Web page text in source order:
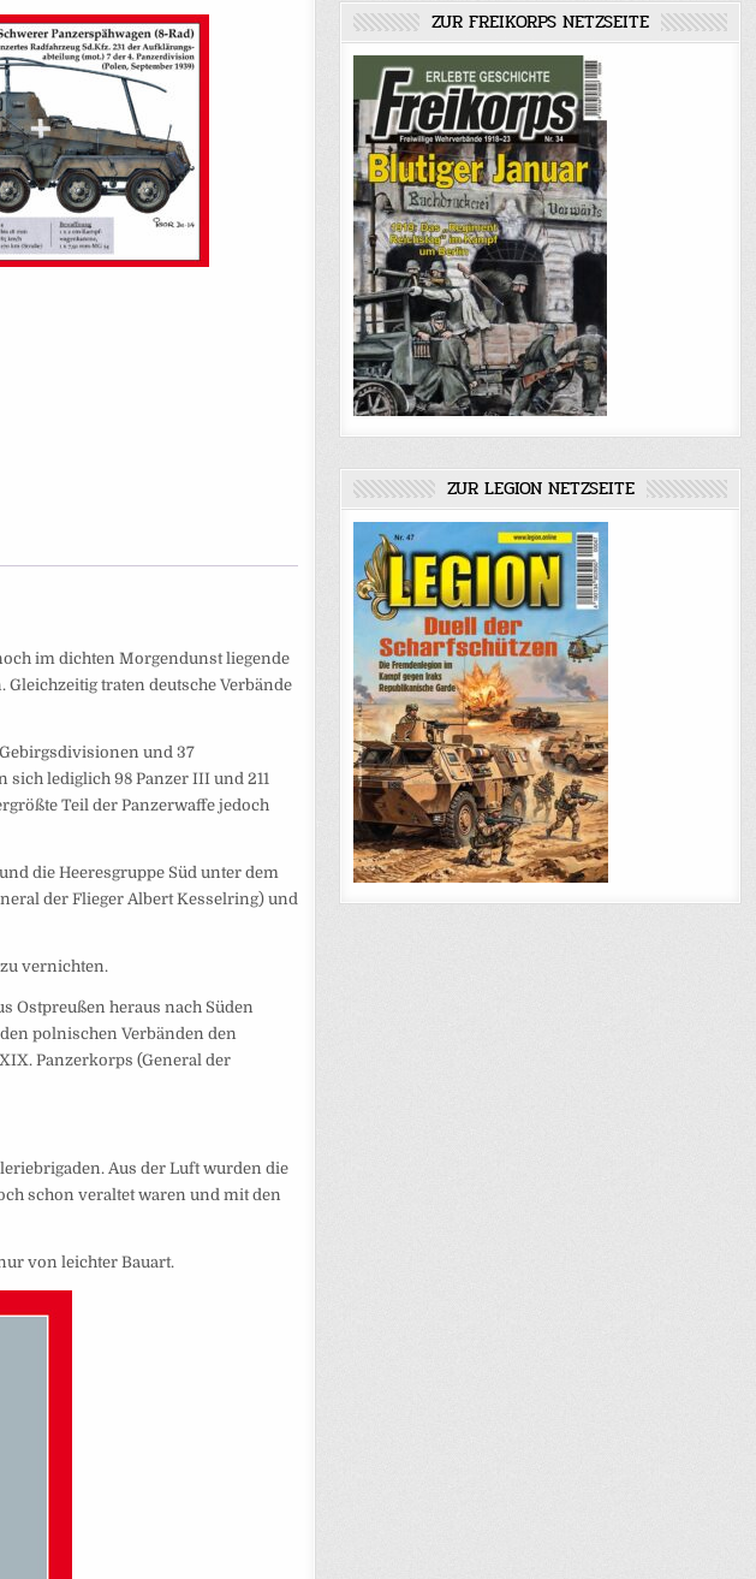
im dichten Morgendunst liegende
traten deutsche Verbände
und 37
lediglich 98 Panzer III und 211
Teil der Panzerwaffe jedoch
die Heeresgruppe Süd unter dem
der Flieger Albert Kesselring) und
vernichten.
Ostpreußen heraus nach Süden
polnischen Verbänden den
Panzerkorps (General der
Aus der Luft wurden die
schon ver­altet waren und mit den
von leichter Bauart.
ZUR FREIKORPS NETZSEITE
ZUR LEGION NETZSEITE